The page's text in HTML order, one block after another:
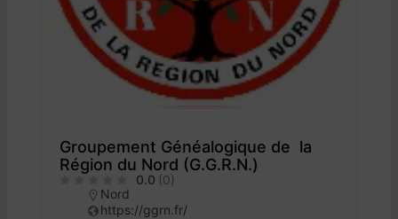
Groupement Généalogique de la
Région du Nord (G.G.R.N.)
0.0 (0)
Nord
https://ggrn.fr/